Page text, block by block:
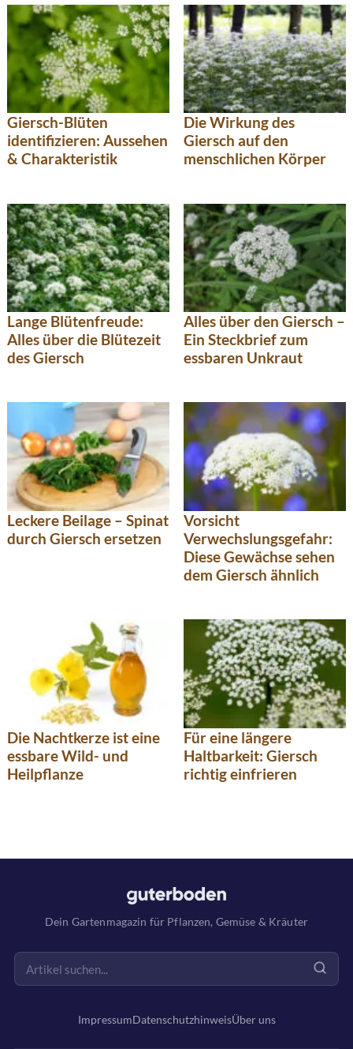
Giersch-Blüten
identifizieren: Aussehen
& Charakteristik
Die Wirkung des
Giersch auf den
menschlichen Körper
Lange Blütenfreude:
Alles über die Blütezeit
des Giersch
Alles über den Giersch –
Ein Steckbrief zum
essbaren Unkraut
Leckere Beilage – Spinat
durch Giersch ersetzen
Vorsicht
Verwechslungsgefahr:
Diese Gewächse sehen
dem Giersch ähnlich
Die Nachtkerze ist eine
essbare Wild- und
Heilpflanze
Für eine längere
Haltbarkeit: Giersch
richtig einfrieren
Dein Gartenmagazin für Pflanzen, Gemüse & Kräuter
ImpressumDatenschutzhinweisÜber uns